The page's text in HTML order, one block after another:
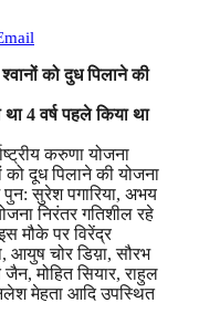
को दुध पिलाने की
4 वर्ष पहले किया था
करुणा योजना
दूध पिलाने की योजना
सुरेश पगारिया, अभय
निरंतर गतिशील रहे
मौके पर विरेंद्र
आयुष चोर डिय़ा, सौरभ
जैन, मोहित सियार, राहुल
मेहता आदि उपस्थित